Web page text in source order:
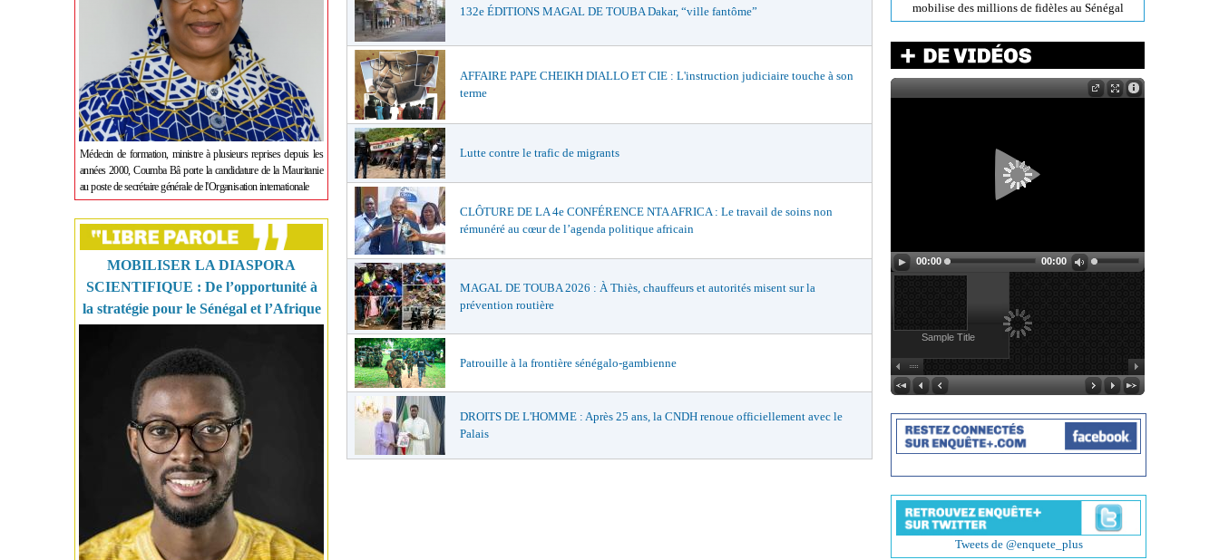
Médecin de formation, ministre à plusieurs reprises depuis les
années 2000, Coumba Bâ porte la candidature de la Mauritanie
au poste de secrétaire générale de l'Organisation internationale
MOBILISER LA DIASPORA
SCIENTIFIQUE : De l’opportunité à
la stratégie pour le Sénégal et l’Afrique
132e ÉDITIONS MAGAL DE TOUBA Dakar, “ville fantôme”
AFFAIRE PAPE CHEIKH DIALLO ET CIE : L'instruction judiciaire touche à son
terme
Lutte contre le trafic de migrants
CLÔTURE DE LA 4e CONFÉRENCE NTA AFRICA : Le travail de soins non
rémunéré au cœur de l’agenda politique africain
MAGAL DE TOUBA 2026 : À Thiès, chauffeurs et autorités misent sur la
prévention routière
Patrouille à la frontière sénégalo-gambienne
DROITS DE L'HOMME : Après 25 ans, la CNDH renoue officiellement avec le
Palais
mobilise des millions de fidèles au Sénégal
00:00 00:00
Sample Title
Tweets de @enquete_plus